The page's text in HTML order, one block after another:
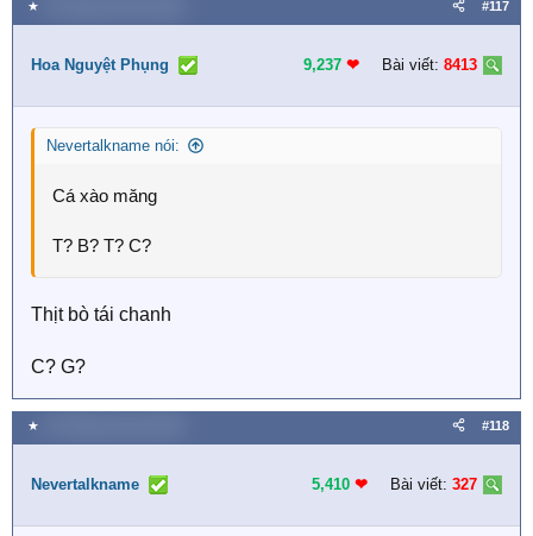
★ #117
Hoa Nguyệt Phụng 9,237 ❤︎ Bài viết: 8413
Nevertalkname nói:
Cá xào măng
T? B? T? C?
Thịt bò tái chanh
C? G?
★ #118
Nevertalkname 5,410 ❤︎ Bài viết: 327